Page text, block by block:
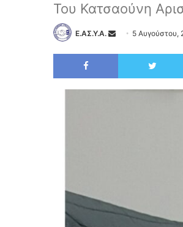
Του Κατσαούνη
Ε.ΑΣ.Υ.Α. 5 Αυγούστου,